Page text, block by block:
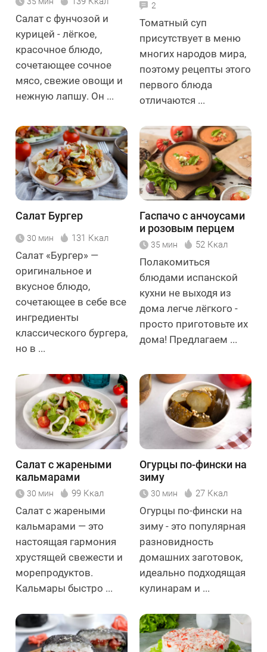
Салат с фунчозой и
курицей - лёгкое,
красочное блюдо,
сочетающее сочное
мясо, свежие овощи и
нежную лапшу. Он ...
2
Томатный суп
присутствует в меню
многих народов мира,
поэтому рецепты этого
первого блюда
отличаются ...
Салат Бургер
30 мин 131 Ккал
Салат «Бургер» —
оригинальное и
вкусное блюдо,
сочетающее в себе все
ингредиенты
классического бургера,
но в ...
Гаспачо с анчоусами
и розовым перцем
35 мин 52 Ккал
Полакомиться
блюдами испанской
кухни не выходя из
дома легче лёгкого -
просто приготовьте их
дома! Предлагаем ...
Салат с жареными
кальмарами
30 мин 99 Ккал
Салат с жареными
кальмарами — это
настоящая гармония
хрустящей свежести и
морепродуктов.
Кальмары быстро ...
Огурцы по-фински на
зиму
30 мин 27 Ккал
Огурцы по-фински на
зиму - это популярная
разновидность
домашних заготовок,
идеально подходящая
кулинарам и ...